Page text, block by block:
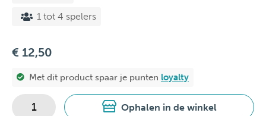
1 tot 4 spelers
€ 12,50
Met dit product spaar je punten loyalty
Ophalen in de winkel